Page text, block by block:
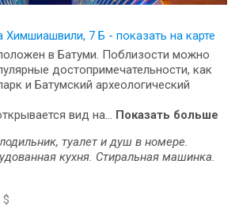
7 Б - показать на карте
в Батуми. Поблизости можно
достопримечательности, как
и Батумский археологический
вид на... Показать больше
туалет и душ в номере.
кухня. Стиральная машинка.
$